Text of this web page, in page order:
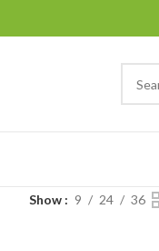
Show 9 24 36